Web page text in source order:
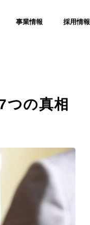
事業情報 採用情報
つの真相